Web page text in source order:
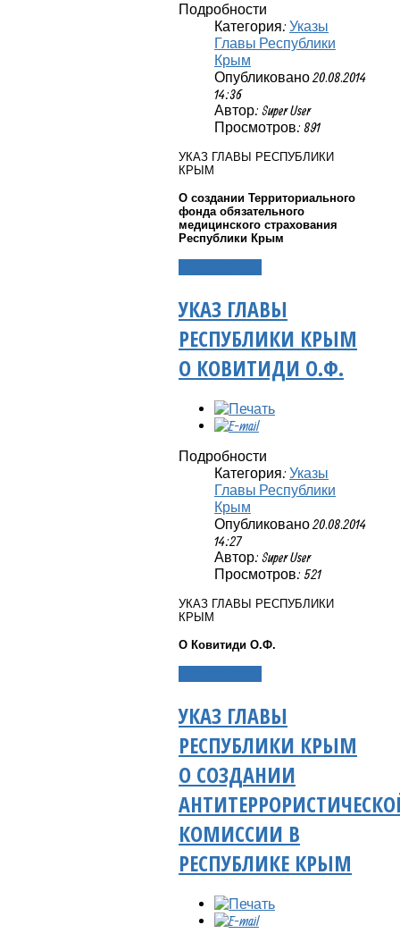
Подробности
Категория: Указы
Главы Республики
Крым
Опубликовано 20.08.2014
14:36
Автор: Super User
Просмотров: 891
УКАЗ ГЛАВЫ РЕСПУБЛИКИ
КРЫМ
О создании Территориального
фонда обязательного
медицинского страхования
Республики Крым
УКАЗ ГЛАВЫ
РЕСПУБЛИКИ КРЫМ
О КОВИТИДИ О.Ф.
Подробности
Категория: Указы
Главы Республики
Крым
Опубликовано 20.08.2014
14:27
Автор: Super User
Просмотров: 521
УКАЗ ГЛАВЫ РЕСПУБЛИКИ
КРЫМ
О Ковитиди О.Ф.
УКАЗ ГЛАВЫ
РЕСПУБЛИКИ КРЫМ
О СОЗДАНИИ
КОМИССИИ В
РЕСПУБЛИКЕ КРЫМ